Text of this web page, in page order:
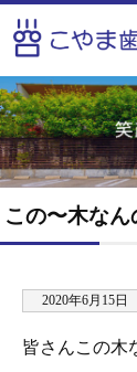
この〜木なん
2020年6月15日
皆さんこの木